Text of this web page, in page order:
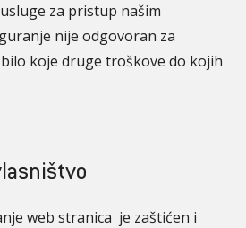
za pristup našim
nije odgovoran za
koje druge troškove do kojih
web stranica je zaštićen i